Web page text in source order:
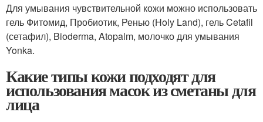
Для умывания чувствительной кожи можно использовать
гель Фитомид, Пробиотик, Ренью (Holy Land), гель Cetafil
(сетафил), Bioderma, Atopalm, молочко для умывания
Yonka.
Какие типы кожи подходят для
использования масок из сметаны для
лица